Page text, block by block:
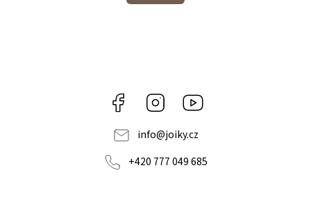
Facebook Instagram
info@joiky.cz
+420 777 049 685